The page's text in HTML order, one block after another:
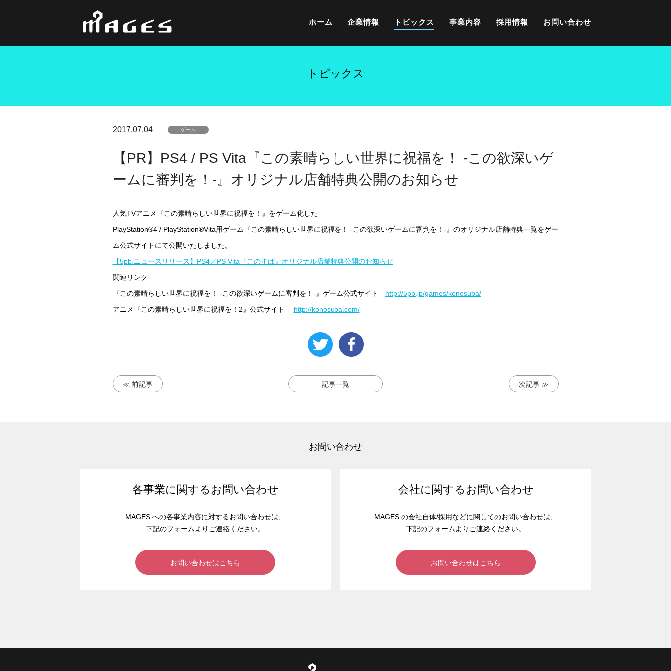
ホーム 企業情報 トピックス 事業内容 採用情報 お問い合わせ
トピックス
2017.07.04 ゲーム
【PR】PS4 / PS Vita『この素晴らしい世界に祝福を！ -この欲深いゲ
ームに審判を！-』オリジナル店舗特典公開のお知らせ
人気TVアニメ『この素晴らしい世界に祝福を！』をゲーム化した
PlayStation®4 / PlayStation®Vita用ゲーム『この素晴らしい世界に祝福を！ -この欲深いゲームに審判を！-』のオリジナル店舗特典一覧をゲー
ム公式サイトにて公開いたしました。
【5pb.ニュースリリース】PS4／PS Vita『このすば』オリジナル店舗特典公開のお知らせ
関連リンク
『この素晴らしい世界に祝福を！ -この欲深いゲームに審判を！-』ゲーム公式サイト http://5pb.jp/games/konosuba/
アニメ『この素晴らしい世界に祝福を！2』公式サイト http://konosuba.com/
≪ 前記事 記事一覧 次記事 ≫
お問い合わせ
各事業に関するお問い合わせ
MAGES.への各事業内容に対するお問い合わせは、
下記のフォームよりご連絡ください。
お問い合わせはこちら
会社に関するお問い合わせ
MAGES.の会社自体/採用などに関してのお問い合わせは、
下記のフォームよりご連絡ください。
お問い合わせはこちら